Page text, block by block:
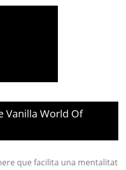
Vanilla World Of
que facilita una mentalitat